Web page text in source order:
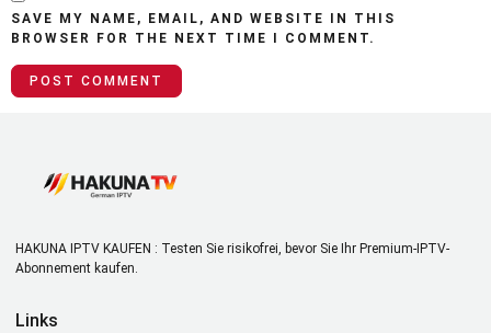
SAVE MY NAME, EMAIL, AND WEBSITE IN THIS
BROWSER FOR THE NEXT TIME I COMMENT.
HAKUNA IPTV KAUFEN : Testen Sie risikofrei, bevor Sie Ihr Premium-IPTV-
Abonnement kaufen.
Links